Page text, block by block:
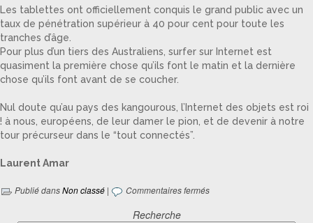
Les tablettes ont officiellement conquis le grand public avec un
taux de pénétration supérieur à 40 pour cent pour toute les
tranches d’âge.
Pour plus d’un tiers des Australiens, surfer sur Internet est
quasiment la première chose qu’ils font le matin et la dernière
chose qu’ils font avant de se coucher.
Nul doute qu’au pays des kangourous, l’Internet des objets est roi
! à nous, européens, de leur damer le pion, et de devenir à notre
tour précurseur dans le “tout connectés”.
Laurent Amar
Publié dansNon classé | Commentaires fermés
Recherche